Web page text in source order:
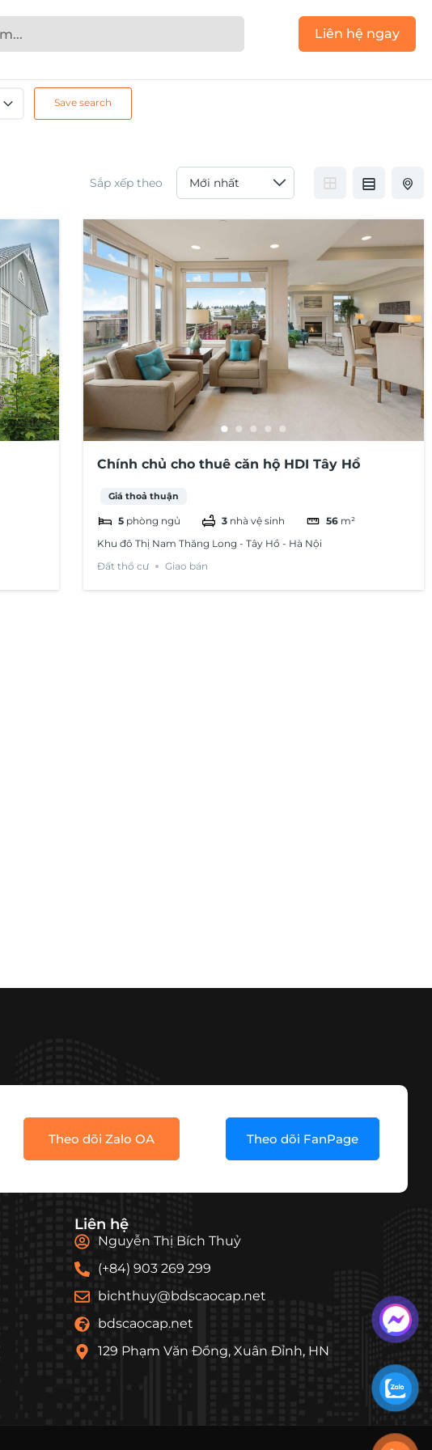
Liên hệ ngay
Save search
Sắp xếp theo
Chính chủ cho thuê căn hộ HDI Tây Hồ
Giá thoả thuận
5 phòng ngủ 3 nhà vệ sinh 56 m²
Khu đô Thị Nam Thăng Long - Tây Hồ - Hà Nội
Đất thổ cư
Giao bán
Theo dõi Zalo OA Theo dõi FanPage
Liên hệ
Nguyễn Thị Bích Thuỷ
(+84) 903 269 299
bichthuy@bdscaocap.net
bdscaocap.net
129 Phạm Văn Đồng, Xuân Đỉnh, HN